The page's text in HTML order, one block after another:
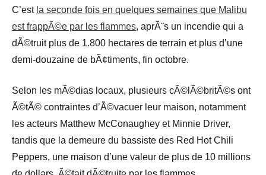
C’est la seconde fois en quelques semaines que Malibu
est frappÃ©e par les flammes, aprÃ¨s un incendie qui a
dÃ©truit plus de 1.800 hectares de terrain et plus d’une
demi-douzaine de bÃ¢timents, fin octobre.
Selon les mÃ©dias locaux, plusieurs cÃ©lÃ©britÃ©s ont
Ã©tÃ© contraintes d’Ã©vacuer leur maison, notamment
les acteurs Matthew McConaughey et Minnie Driver,
tandis que la demeure du bassiste des Red Hot Chili
Peppers, une maison d’une valeur de plus de 10 millions